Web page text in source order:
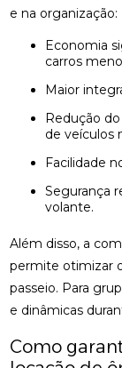
e na organização:
Economia significativa comparada ao uso de vários
carros
Maior
Redução do impacto ambiental ao diminuir o número
de veículos
Facilidade
Segurança reforçada com profissionais capacitados ao
volante.
Além disso, a
permite otimizar
passeio. Para
e dinâmicas
Como